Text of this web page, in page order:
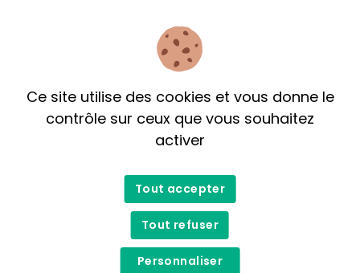
Kimo-0-déchet
Tampon à récurer
7,99$
Ce site utilise des cookies et vous donne le
contrôle sur ceux que vous souhaitez
activer
Tout accepter
Tout refuser
Personnaliser